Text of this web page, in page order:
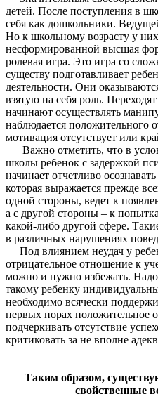
детей. После поступления в
себя как дошкольники.
Но к школьному возрасту у
несформированной высшая
ролевая игра. Это игра со
существу подготавливает
деятельности. Они
взятую на себя роль.
начинают осуществлять
наблюдается положительного
мотивация отсутствует или
Важно отметить, что в
школы ребенок с задержкой
начинает отчетливо
которая выражается прежде
одной стороны, ведет к
а с другой стороны – к
какой-либо другой сфере.
в различных нарушениях
Под влиянием неудач у
отрицательное отношение к
можно и нужно избежать.
такому ребенку
необходимо всячески
первых порах положительное
подчеркивать отсутствие
критиковать за не вполне
Таким образом,
свойственные